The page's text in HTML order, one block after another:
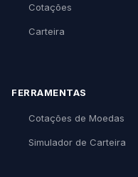
Cotações
Carteira
FERRAMENTAS
Cotações de Moedas
Simulador de Carteira